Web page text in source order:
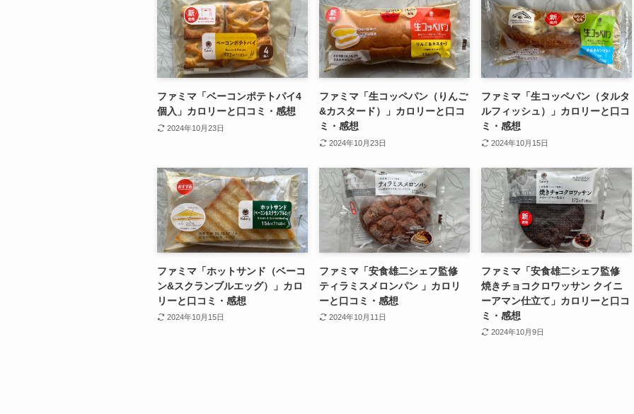
ファミマ「ベーコンポテトパイ4
個入」カロリーと口コミ・感想
2024年10月23日
ファミマ「生コッペパン（りんご
&カスタード）」カロリーと口コ
ミ・感想
2024年10月23日
ファミマ「生コッペパン（タルタ
ルフィッシュ）」カロリーと口コ
ミ・感想
2024年10月15日
ファミマ「ホットサンド（ベーコ
ン&スクランブルエッグ）」カロ
リーと口コミ・感想
2024年10月15日
ファミマ「安食雄二シェフ監修
ティラミスメロンパン 」カロリ
ーと口コミ・感想
2024年10月11日
ファミマ「安食雄二シェフ監修
焼きチョコクロワッサン クイニ
ーアマン仕立て」カロリーと口コ
ミ・感想
2024年10月9日